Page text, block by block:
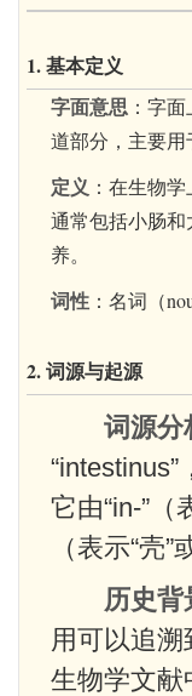
1. 基本定义
字面意思 ：字
道部分，主要用
定义 ：在生物
通常包括小肠
养。
词性 ：名词（
2. 词源与起源
词源分
“intestinus”
它由“in-”
（表示“壳”
历史背
用可以追
生物学文献